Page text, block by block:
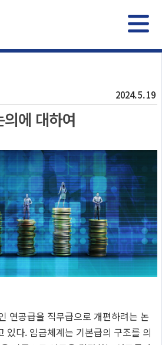
2024. 5. 19
에 대하여
연공급을 직무급으로 개편하려는 논
있다. 임금체계는 기본급의 구조를 의